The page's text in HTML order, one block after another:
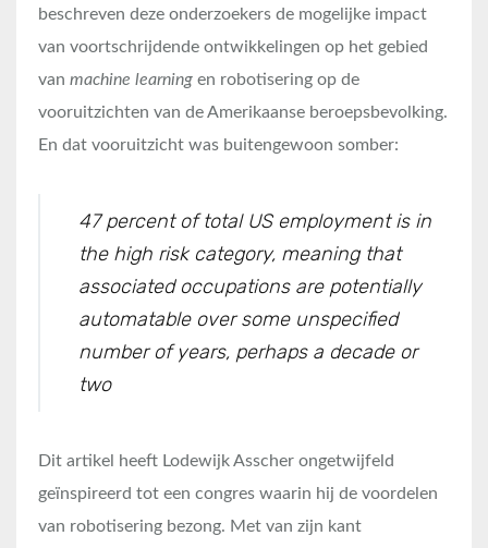
beschreven deze onderzoekers de mogelijke impact
van voortschrijdende ontwikkelingen op het gebied
van machine learning en robotisering op de
vooruitzichten van de Amerikaanse beroepsbevolking.
En dat vooruitzicht was buitengewoon somber:
47 percent of total US employment is in
the high risk category, meaning that
associated occupations are potentially
automatable over some unspecified
number of years, perhaps a decade or
two
Dit artikel heeft Lodewijk Asscher ongetwijfeld
geïnspireerd tot een congres waarin hij de voordelen
van robotisering bezong. Met van zijn kant